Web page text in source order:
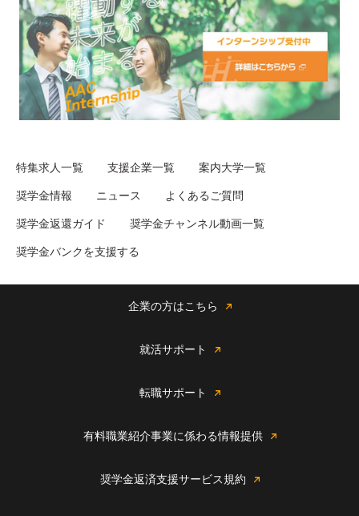
特集求人一覧 支援企業一覧 案内大学一覧
奨学金情報 ニュース よくあるご質問
奨学金返還ガイド 奨学金チャンネル動画一覧
奨学金バンクを支援する
企業の方はこちら
就活サポート
転職サポート
有料職業紹介事業に係わる情報提供
奨学金返済支援サービス規約